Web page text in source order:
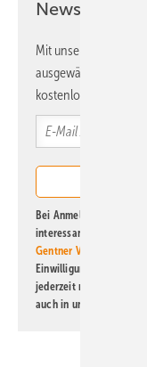
Newsletter!
Mit unserem
ausgewählte
kostenlos direkt ins
Bei Anmeldung zu
interessante Verlags-
Gentner Verlag GmbH &
Einwilligung kann ich
jederzeit möglich.
auch in unserer